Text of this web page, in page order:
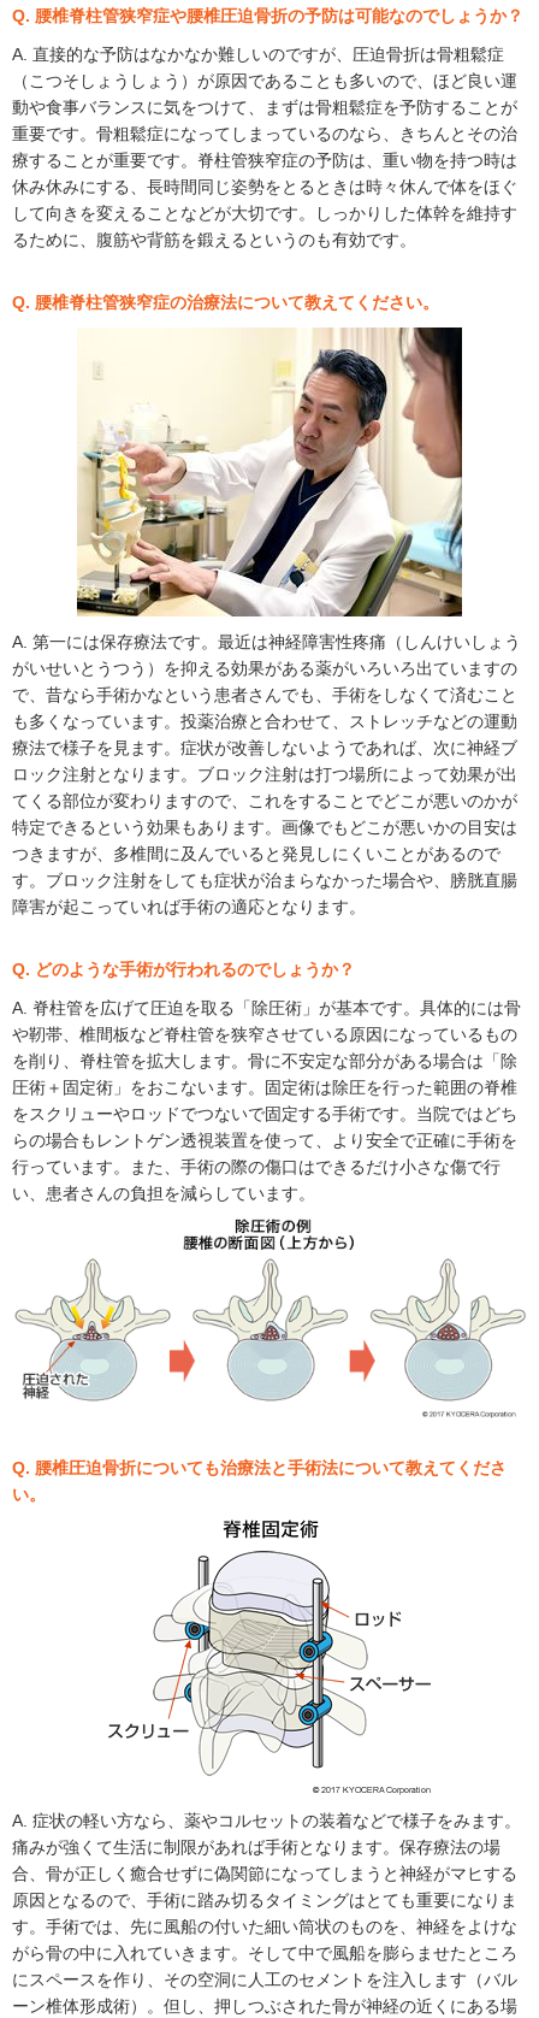
Q. 腰椎脊柱管狭窄症や腰椎圧迫骨折の予防は可能なのでしょうか？
A. 直接的な予防はなかなか難しいのですが、圧迫骨折は骨粗鬆症
（こつそしょうしょう）が原因であることも多いので、ほど良い運
動や食事バランスに気をつけて、まずは骨粗鬆症を予防することが
重要です。骨粗鬆症になってしまっているのなら、きちんとその治
療することが重要です。脊柱管狭窄症の予防は、重い物を持つ時は
休み休みにする、長時間同じ姿勢をとるときは時々休んで体をほぐ
して向きを変えることなどが大切です。しっかりした体幹を維持す
るために、腹筋や背筋を鍛えるというのも有効です。
Q. 腰椎脊柱管狭窄症の治療法について教えてください。
A. 第一には保存療法です。最近は神経障害性疼痛（しんけいしょう
がいせいとうつう）を抑える効果がある薬がいろいろ出ていますの
で、昔なら手術かなという患者さんでも、手術をしなくて済むこと
も多くなっています。投薬治療と合わせて、ストレッチなどの運動
療法で様子を見ます。症状が改善しないようであれば、次に神経ブ
ロック注射となります。ブロック注射は打つ場所によって効果が出
てくる部位が変わりますので、これをすることでどこが悪いのかが
特定できるという効果もあります。画像でもどこが悪いかの目安は
つきますが、多椎間に及んでいると発見しにくいことがあるので
す。ブロック注射をしても症状が治まらなかった場合や、膀胱直腸
障害が起こっていれば手術の適応となります。
Q. どのような手術が行われるのでしょうか？
A. 脊柱管を広げて圧迫を取る「除圧術」が基本です。具体的には骨
や靭帯、椎間板など脊柱管を狭窄させている原因になっているもの
を削り、脊柱管を拡大します。骨に不安定な部分がある場合は「除
圧術＋固定術」をおこないます。固定術は除圧を行った範囲の脊椎
をスクリューやロッドでつないで固定する手術です。当院ではどち
らの場合もレントゲン透視装置を使って、より安全で正確に手術を
行っています。また、手術の際の傷口はできるだけ小さな傷で行
い、患者さんの負担を減らしています。
Q. 腰椎圧迫骨折についても治療法と手術法について教えてくださ
い。
A. 症状の軽い方なら、薬やコルセットの装着などで様子をみます。
痛みが強くて生活に制限があれば手術となります。保存療法の場
合、骨が正しく癒合せずに偽関節になってしまうと神経がマヒする
原因となるので、手術に踏み切るタイミングはとても重要になりま
す。手術では、先に風船の付いた細い筒状のものを、神経をよけな
がら骨の中に入れていきます。そして中で風船を膨らませたところ
にスペースを作り、その空洞に人工のセメントを注入します（バル
ーン椎体形成術）。但し、押しつぶされた骨が神経の近くにある場